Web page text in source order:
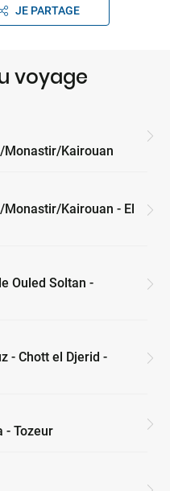
JE PARTAGE
voyage
Kairouan
Kairouan - El
Ouled Soltan -
- Chott el Djerid -
- Tozeur